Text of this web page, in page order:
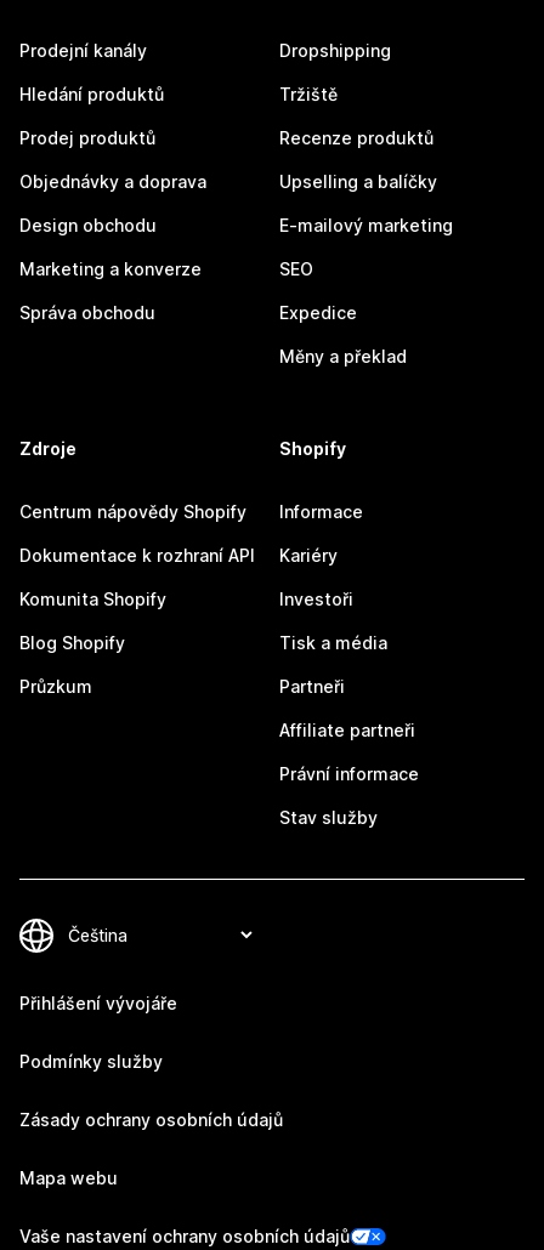
Prodejní kanály
Hledání produktů
Prodej produktů
Objednávky a doprava
Design obchodu
Marketing a konverze
Správa obchodu
Dropshipping
Tržiště
Recenze produktů
Upselling a balíčky
E-mailový marketing
SEO
Expedice
Měny a překlad
Zdroje
Centrum nápovědy Shopify
Dokumentace k rozhraní API
Komunita Shopify
Blog Shopify
Průzkum
Shopify
Informace
Kariéry
Investoři
Tisk a média
Partneři
Affiliate partneři
Právní informace
Stav služby
Přihlášení vývojáře
Podmínky služby
Zásady ochrany osobních údajů
Mapa webu
Vaše nastavení ochrany osobních údajů